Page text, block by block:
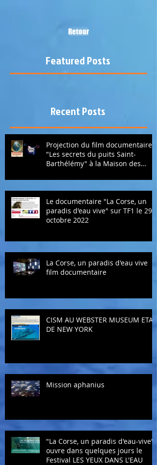
Retour
Featured Posts
Recent Posts
Projection du film documentaire
"Les secrets du puits Saint-
Barthélémy" à la Maison des
Le documentaire "La Corse, un
paradis d'eau vive" sur TF1 le 29
octobre 2022
La Corse, un paradis d'eau vive
film documentaire
CISM AU WEBSTER MUSEUM ETAT
DE NEW YORK
Mission aphanius
"La Corse, un paradis d'eau-vive"
ouvre dans quelques jours le
Festival LES YEUX DANS L'EAU